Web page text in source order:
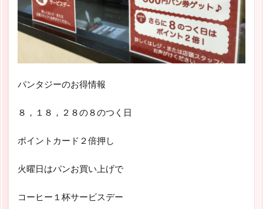
パンタジーのお得情報
８，１８，２８の８のつく日
ポイントカード２倍押し
火曜日はパンお買い上げで
コーヒー１杯サービスデー